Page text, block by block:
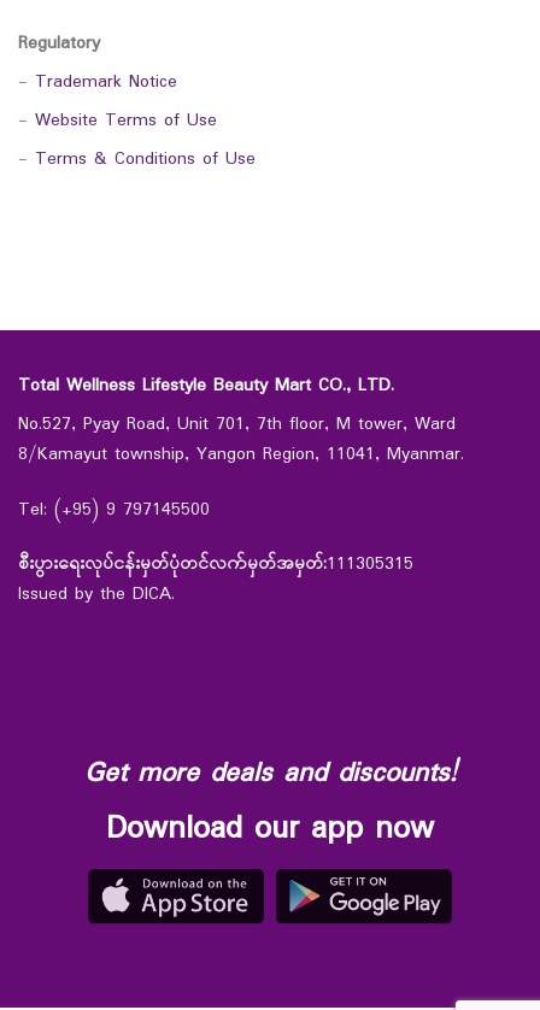
Regulatory
- Trademark Notice
- Website Terms of Use
- Terms & Conditions of Use
Total Wellness Lifestyle Beauty Mart CO., LTD.
No.527, Pyay Road, Unit 701, 7th floor, M tower, Ward
8/Kamayut township, Yangon Region, 11041, Myanmar.
Tel: (+95) 9 797145500
စီးပွားရေးလုပ်ငန်းမှတ်ပုံတင်လက်မှတ်အမှတ်:111305315
Issued by the DICA.
Get more deals and discounts!
Download our app now